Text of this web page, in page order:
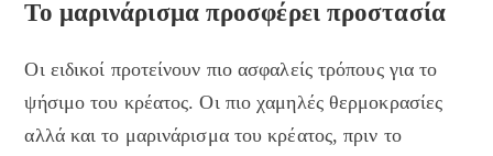
Το μαρινάρισμα προσφέρει προστασία
Οι ειδικοί προτείνουν πιο ασφαλείς τρόπους για το
ψήσιμο του κρέατος. Οι πιο χαμηλές θερμοκρασίες
αλλά και το μαρινάρισμα του κρέατος, πριν το